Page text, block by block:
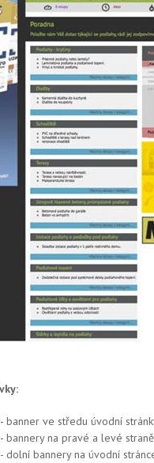
- banner ve středu úvodní
- bannery na pravé a levé
- dolní bannery na úvodní